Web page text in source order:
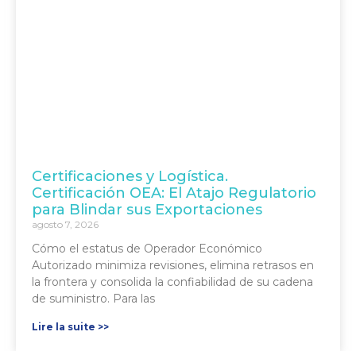
Certificaciones y Logística.
Certificación OEA: El Atajo Regulatorio
para Blindar sus Exportaciones
agosto 7, 2026
Cómo el estatus de Operador Económico
Autorizado minimiza revisiones, elimina retrasos en
la frontera y consolida la confiabilidad de su cadena
de suministro. Para las
Lire la suite >>